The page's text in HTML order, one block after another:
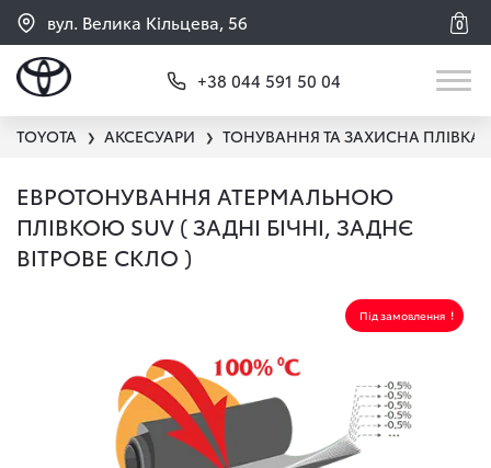
вул. Велика Кільцева, 56 0
+38 044 591 50 04
TOYOTA ❯ АКСЕСУАРИ ❯ ТОНУВАННЯ ТА ЗАХИСНА ПЛІВКА
ЕВРОТОНУВАННЯ АТЕРМАЛЬНОЮ
ПЛІВКОЮ SUV ( ЗАДНІ БІЧНІ, ЗАДНЄ
ВІТРОВЕ СКЛО )
Під замовлення